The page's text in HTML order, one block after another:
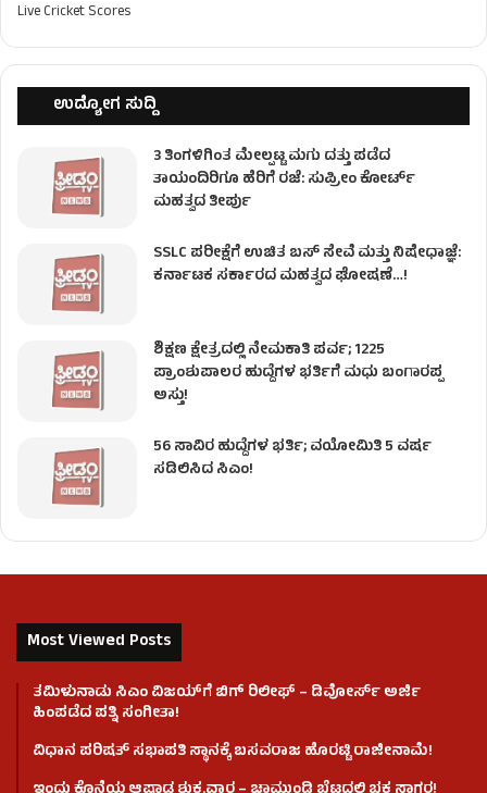
Live Cricket Scores
ಉದ್ಯೋಗ ಸುದ್ದಿ
3 ತಿಂಗಳಿಗಿಂತ ಮೇಲ್ಪಟ್ಟ ಮಗು ದತ್ತು ಪಡೆದ
ತಾಯಂದಿರಿಗೂ ಹೆರಿಗೆ ರಜೆ: ಸುಪ್ರೀಂ ಕೋರ್ಟ್
ಮಹತ್ವದ ತೀರ್ಪು
SSLC ಪರೀಕ್ಷೆಗೆ ಉಚಿತ ಬಸ್ ಸೇವೆ ಮತ್ತು ನಿಷೇಧಾಜ್ಞೆ:
ಕರ್ನಾಟಕ ಸರ್ಕಾರದ ಮಹತ್ವದ ಘೋಷಣೆ…!
ಶಿಕ್ಷಣ ಕ್ಷೇತ್ರದಲ್ಲಿ ನೇಮಕಾತಿ ಪರ್ವ; 1225
ಪ್ರಾಂಶುಪಾಲರ ಹುದ್ದೆಗಳ ಭರ್ತಿಗೆ ಮಧು ಬಂಗಾರಪ್ಪ
ಅಸ್ತು!
56 ಸಾವಿರ ಹುದ್ದೆಗಳ ಭರ್ತಿ; ವಯೋಮಿತಿ 5 ವರ್ಷ
ಸಡಿಲಿಸಿದ ಸಿಎಂ!
Most Viewed Posts
ತಮಿಳುನಾಡು ಸಿಎಂ ವಿಜಯ್‌ಗೆ ಬಿಗ್ ರಿಲೀಫ್ – ಡಿವೋರ್ಸ್ ಅರ್ಜಿ
ಹಿಂಪಡೆದ ಪತ್ನಿ ಸಂಗೀತಾ!
ವಿಧಾನ ಪರಿಷತ್ ಸಭಾಪತಿ ಸ್ಥಾನಕ್ಕೆ ಬಸವರಾಜ ಹೊರಟ್ಟಿ ರಾಜೀನಾಮೆ!